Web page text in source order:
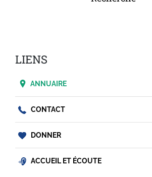
LIENS
ANNUAIRE
CONTACT
DONNER
ACCUEIL ET ÉCOUTE